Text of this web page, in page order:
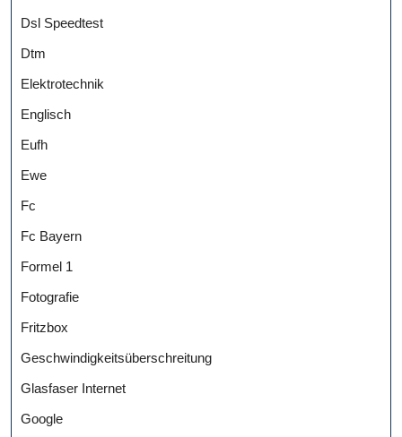
Dsl Speedtest
Dtm
Elektrotechnik
Englisch
Eufh
Ewe
Fc
Fc Bayern
Formel 1
Fotografie
Fritzbox
Geschwindigkeitsüberschreitung
Glasfaser Internet
Google